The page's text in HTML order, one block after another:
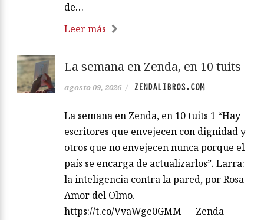
de…
Leer más
La semana en Zenda, en 10 tuits
agosto 09, 2026 / ZENDALIBROS.COM
La semana en Zenda, en 10 tuits 1 “Hay
escritores que envejecen con dignidad y
otros que no envejecen nunca porque el
país se encarga de actualizarlos”. Larra:
la inteligencia contra la pared, por Rosa
Amor del Olmo.
https://t.co/VvaWge0GMM — Zenda